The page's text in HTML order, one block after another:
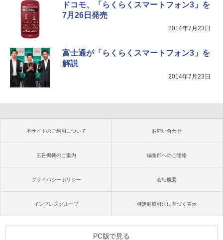
ドコモ、「らくらくスマートフォン3」を
7月26日発売
2014年7月23日
富士通が「らくらくスマートフォン3」を
解説
2014年7月23日
本サイトのご利用について お問い合わせ
広告掲載のご案内 編集部へのご連絡
プライバシーポリシー 会社概要
インプレスグループ 特定商取引法に基づく表示
PC版で見る